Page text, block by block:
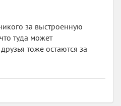
за выстроенную
туда может
тоже остаются за